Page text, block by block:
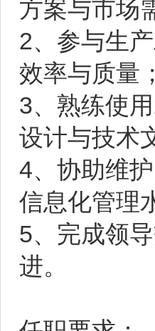
方案与市场
2、参与生
效率与质量；
3、熟练使
设计与技术
4、协助维
信息化管理
5、完成领
进。